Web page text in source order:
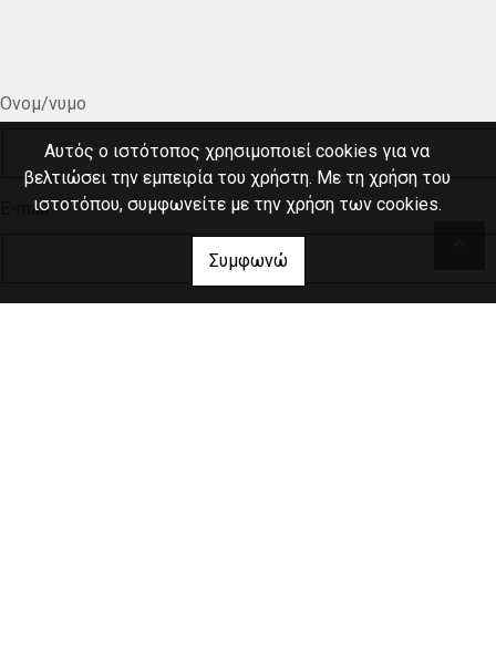
Ονομ/νυμο
E-mail
Αυτός ο ιστότοπος χρησιμοποιεί cookies για να
βελτιώσει την εμπειρία του χρήστη. Με τη χρήση του
ιστοτόπου, συμφωνείτε με την χρήση των cookies.
Συμφωνώ